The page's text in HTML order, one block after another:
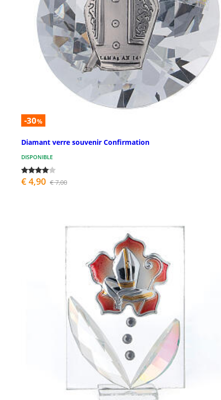
-30%
Diamant verre souvenir Confirmation
DISPONIBLE
€ 4,90 € 7,00